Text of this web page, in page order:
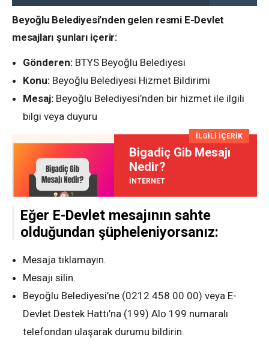
Beyoğlu Belediyesi’nden gelen resmi E-Devlet
mesajları şunları içerir:
Gönderen: BTYS Beyoğlu Belediyesi
Konu: Beyoğlu Belediyesi Hizmet Bildirimi
Mesaj: Beyoğlu Belediyesi’nden bir hizmet ile ilgili
bilgi veya duyuru
İLGİLİ İÇERİK
Bigadiç Gib Mesajı
Nedir?
İNTERNET
Eğer E-Devlet mesajının sahte
olduğundan şüpheleniyorsanız:
Mesaja tıklamayın.
Mesajı silin.
Beyoğlu Belediyesi’ne (0212 458 00 00) veya E-
Devlet Destek Hattı’na (199) Alo 199 numaralı
telefondan ulaşarak durumu bildirin.